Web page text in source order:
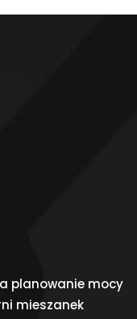
planowanie mocy
mieszanek